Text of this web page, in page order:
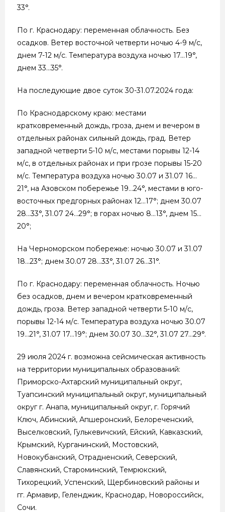
33°.
По г. Краснодару: переменная облачность. Без
осадков. Ветер восточной четверти ночью 4-9 м/с,
днем 7-12 м/с. Температура воздуха ночью 17…19°,
днем 33…35°.
На последующие двое суток 30-31.07.2024 года:
По Краснодарскому краю: местами
кратковременный дождь, гроза, днем и вечером в
отдельных районах сильный дождь, град. Ветер
западной четверти 5-10 м/с, местами порывы 12-14
м/с, в отдельных районах и при грозе порывы 15-20
м/с. Температура воздуха ночью 30.07 и 31.07 16…
21°, на Азовском побережье 19…24°, местами в юго-
восточных предгорных районах 12…17°; днем 30.07
28…33°, 31.07 24…29°; в горах ночью 8…13°, днем 15…
20°;
На Черноморском побережье: ночью 30.07 и 31.07
18…23°; днем 30.07 28…33°, 31.07 26…31°.
По г. Краснодару: переменная облачность. Ночью
без осадков, днем и вечером кратковременный
дождь, гроза. Ветер западной четверти 5-10 м/с,
порывы 12-14 м/с. Температура воздуха ночью 30.07
19…21°, 31.07 17…19°; днем 30.07 30…32°, 31.07 27…29°.
29 июля 2024 г. возможна сейсмическая активность
на территории муниципальных образований:
Приморско-Ахтарский муниципальный округ,
Туапсинский муниципальный округ, муниципальный
округ г. Анапа, муниципальный округ, г. Горячий
Ключ, Абинский, Апшеронский, Белореченский,
Выселковский, Гулькевичский, Ейский, Кавказский,
Крымский, Курганинский, Мостовский,
Новокубанский, Отрадненский, Северский,
Славянский, Староминский, Темрюкский,
Тихорецкий, Успенский, Щербиновский районы и
гг. Армавир, Геленджик, Краснодар, Новороссийск,
Сочи.